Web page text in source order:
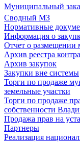
Муниципальный
Сводный МЗ
Нормативные
Информация о
Отчет о размещении
Архив реестра
Архив закупок
Закупки вне системы
Торги по продаже
земельные участки
Торги по продаже
собственности
Продажа прав на
Партнеры
Реализация